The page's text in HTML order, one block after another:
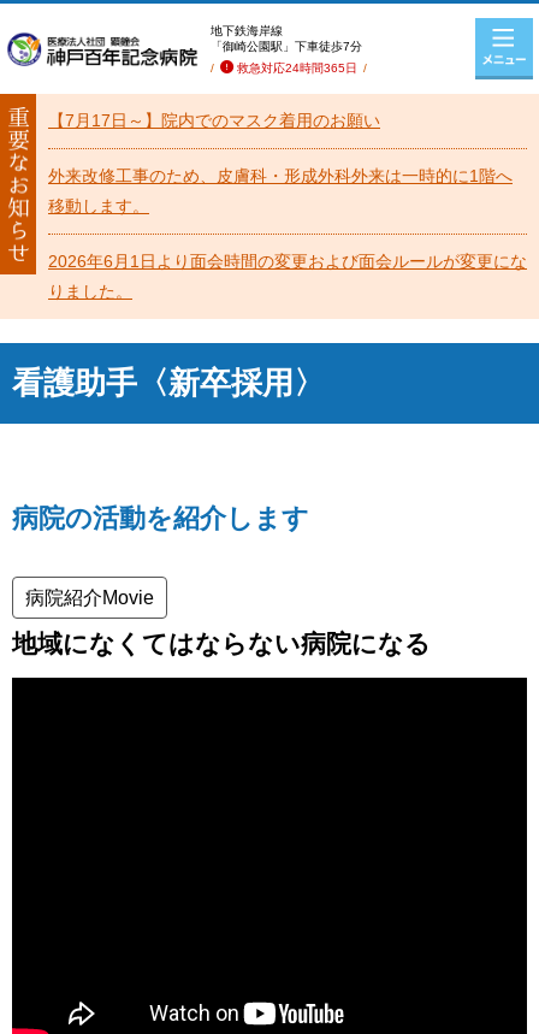
地下鉄海岸線
「御崎公園駅」下車徒歩7分
救急対応24時間365日
【7月17日～】院内でのマスク着用のお願い
外来改修工事のため、皮膚科・形成外科外来は一時的に1階へ
移動します。
2026年6月1日より面会時間の変更および面会ルールが変更にな
りました。
看護助手〈新卒採用〉
病院の活動を紹介します
病院紹介Movie
地域になくてはならない病院になる